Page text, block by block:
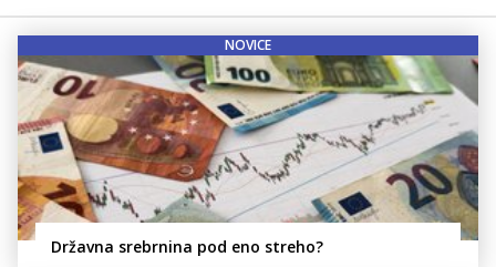
NOVICE
Državna srebrnina pod eno streho?